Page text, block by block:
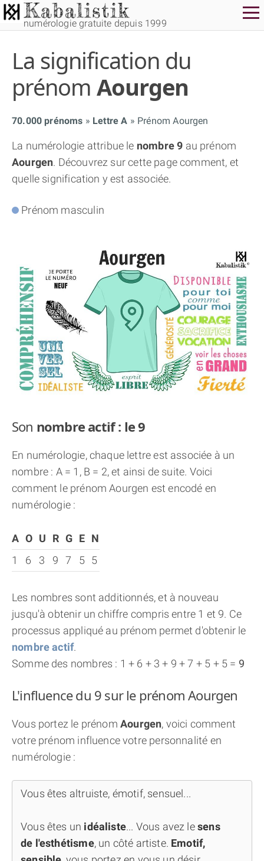
numérologie gratuite depuis 1999
La signification du
prénom Aourgen
70.000 prénoms Lettre A Prénom Aourgen
La numérologie attribue le nombre 9 au prénom
Aourgen. Découvrez sur cette page comment, et
quelle signification y est associée.
Prénom masculin
Son nombre actif : le 9
En numérologie, chaque lettre est associée à un
nombre : A = 1, B = 2, et ainsi de suite. Voici
comment le prénom Aourgen est encodé en
numérologie :
A O U R G E N
1
6 3 9 7 5 5
Les nombres sont additionnés, et à nouveau
jusqu'à obtenir un chiffre compris entre 1 et 9. Ce
processus appliqué au prénom permet d'obtenir le
nombre actif.
Somme des nombres : 1 + 6 + 3 + 9 + 7 + 5 + 5 = 9
L'influence du 9 sur le prénom Aourgen
Vous portez le prénom Aourgen, voici comment
votre prénom influence votre personnalité en
numérologie :
Vous êtes altruiste, émotif, sensuel...
Vous êtes un idéaliste... Vous avez lesens
de l'esthétisme, un côté artiste. Emotif,
THÈME GRATUIT
THÈME NUMÉROLOGIQUE APPROFONDI
THÈME TEMPOREL
THÈME « DOUBLE JE »
APPRENDRE LA NUMÉROLOGIE
EXPLORER LA NUMÉROLOGIE
70.000 PRÉNOMS
(À PROPOS)